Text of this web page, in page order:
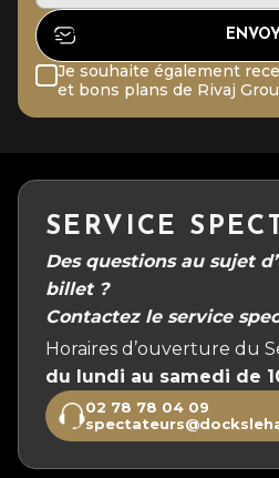
Je souhaite également
et bons plans de Rivaj
SERVICE
Des questions au sujet
billet ?
Contactez le service
Horaires d’ouverture du
du lundi au samedi de
02 78 78 04 09